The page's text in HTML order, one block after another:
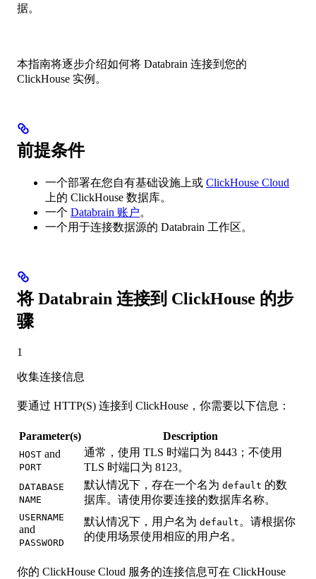
据。
本指南将逐步介绍如何将 Databrain 连接到您的
ClickHouse 实例。
前提条件
一个部署在您自有基础设施上或 ClickHouse Cloud
上的 ClickHouse 数据库。
一个 Databrain 账户。
一个用于连接数据源的 Databrain 工作区。
将 Databrain 连接到 ClickHouse 的步
骤
1
收集连接信息
要通过 HTTP(S) 连接到 ClickHouse，你需要以下信息：
Parameter(s) Description
HOST and
PORT
通常，使用 TLS 时端口为 8443；不使用
TLS 时端口为 8123。
DATABASE
NAME
默认情况下，存在一个名为 default 的数
据库。请使用你要连接的数据库名称。
USERNAME
and
PASSWORD
默认情况下，用户名为 default。请根据你
的使用场景使用相应的用户名。
你的 ClickHouse Cloud 服务的连接信息可在 ClickHouse